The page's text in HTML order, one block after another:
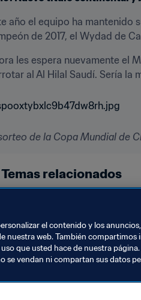
año el equipo ha mantenido
de 2017, el Wydad de
les espera nuevamente el
al Al Hilal Saudí. Sería la
de la Copa Mundial de
Temas relacionados
el contenido y los
nuestra web. También
que usted hace de nuestra
se vendan ni compartan sus datos